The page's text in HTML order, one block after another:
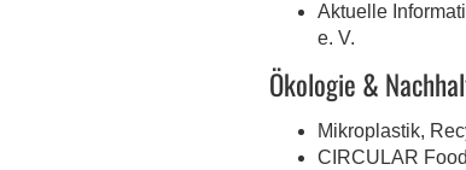
Aktuelle
e. V.
Ökologie &
Mikroplastik,
CIRCULAR